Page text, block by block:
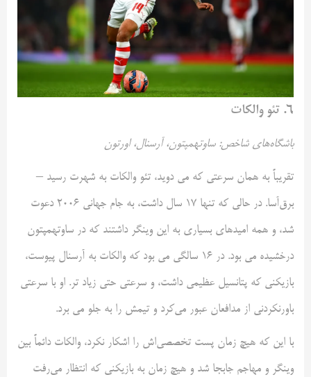
۶. تئو والکات
باشگاه‌های شاخص: ساوتهمپتون، آرسنال، اورتون
تقریباً به همان سرعتی که می دوید، تئو والکات به شهرت رسید –
برق‌آسا. در حالی که تنها ۱۷ سال داشت، به جام جهانی ۲۰۰۶ دعوت
شد، و همه امیدهای بسیاری به این وینگر داشتند که در ساوتهمپتون
درخشیده می بود. در ۱۶ سالگی می بود که والکات به آرسنال پیوست،
بازیکنی که پتانسیل عظیمی داشت، و سرعتی حتی زیاد تر. او با سرعتی
باورنکردنی از مدافعان عبور می‌کرد و تیمش را به جلو می برد.
با این که هیچ زمان پست تخصصی‌اش را اشکار نکرد، والکات دائماً بین
وینگر و مهاجم جابجا شد و هیچ زمان به بازیکنی که انتظار می‌رفت